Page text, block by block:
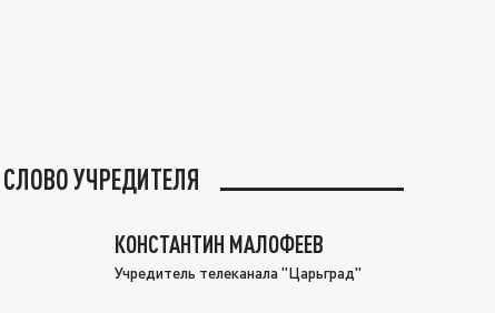
СЛОВО УЧРЕДИТЕЛЯ
КОНСТАНТИН МАЛОФЕЕВ
Учредитель телеканала "Царьград"